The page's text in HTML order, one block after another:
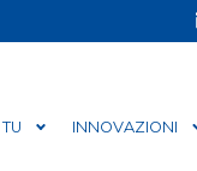
INNOVAZIONI